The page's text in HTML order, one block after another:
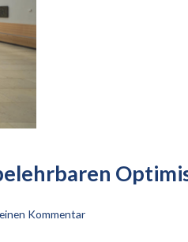
Kommentarzu